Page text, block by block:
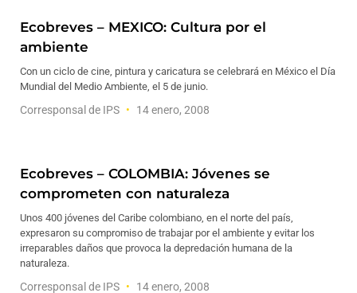
Ecobreves – MEXICO: Cultura por el
ambiente
Con un ciclo de cine, pintura y caricatura se celebrará en México el Día
Mundial del Medio Ambiente, el 5 de junio.
Corresponsal de IPS 14 enero, 2008
Ecobreves – COLOMBIA: Jóvenes se
comprometen con naturaleza
Unos 400 jóvenes del Caribe colombiano, en el norte del país,
expresaron su compromiso de trabajar por el ambiente y evitar los
irreparables daños que provoca la depredación humana de la
naturaleza.
Corresponsal de IPS 14 enero, 2008